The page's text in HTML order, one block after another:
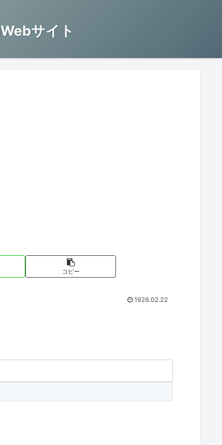
サイト
コピー
1926.02.22